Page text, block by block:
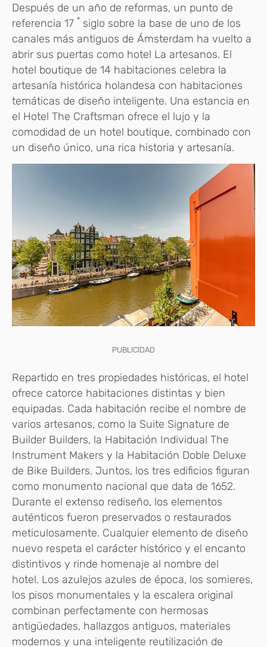
Después de un año de reformas, un punto de
referencia 17 ª siglo sobre la base de uno de los
canales más antiguos de Ámsterdam ha vuelto a
abrir sus puertas como hotel La artesanos. El
hotel boutique de 14 habitaciones celebra la
artesanía histórica holandesa con habitaciones
temáticas de diseño inteligente. Una estancia en
el Hotel The Craftsman ofrece el lujo y la
comodidad de un hotel boutique, combinado con
un diseño único, una rica historia y artesanía.
PUBLICIDAD
Repartido en tres propiedades históricas, el hotel
ofrece catorce habitaciones distintas y bien
equipadas. Cada habitación recibe el nombre de
varios artesanos, como la Suite Signature de
Builder Builders, la Habitación Individual The
Instrument Makers y la Habitación Doble Deluxe
de Bike Builders. Juntos, los tres edificios figuran
como monumento nacional que data de 1652.
Durante el extenso rediseño, los elementos
auténticos fueron preservados o restaurados
meticulosamente. Cualquier elemento de diseño
nuevo respeta el carácter histórico y el encanto
distintivos y rinde homenaje al nombre del
hotel. Los azulejos azules de época, los somieres,
los pisos monumentales y la escalera original
combinan perfectamente con hermosas
antigüedades, hallazgos antiguos, materiales
modernos y una inteligente reutilización de